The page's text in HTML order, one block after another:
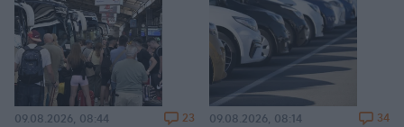
09.08.2026, 08:44 23 09.08.2026, 08:14 34